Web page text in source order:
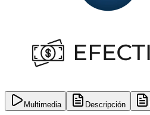
Multimedia Descripción